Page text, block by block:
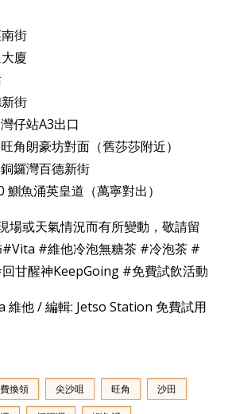
街
廈
街
仔站A3出口
角朗豪坊對面（舊莎莎附近）
鑼灣百德新街
魚涌英皇道（萬寧對出）
場或天氣情況而有所變動，敬請留
#Vita #維他冷泡無糖茶 #冷泡茶 #
甘醒神KeepGoing #免費試飲活動
維他 / 編輯: Jetso Station 免費試用
換領 尖沙咀 旺角 沙田